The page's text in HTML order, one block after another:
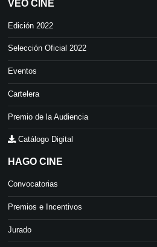
VEO CINE
Edición 2022
Selección Oficial 2022
Eventos
Cartelera
Premio de la Audiencia
Catálogo Digital
HAGO CINE
Convocatorias
Premios e Incentivos
Jurado